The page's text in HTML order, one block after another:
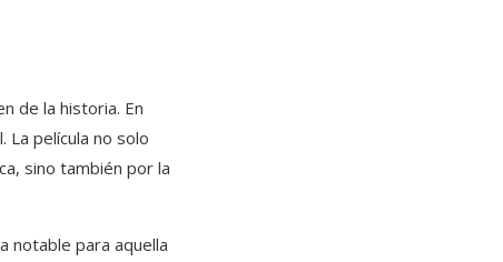
de la historia. En
La película no solo
sino también por la
notable para aquella